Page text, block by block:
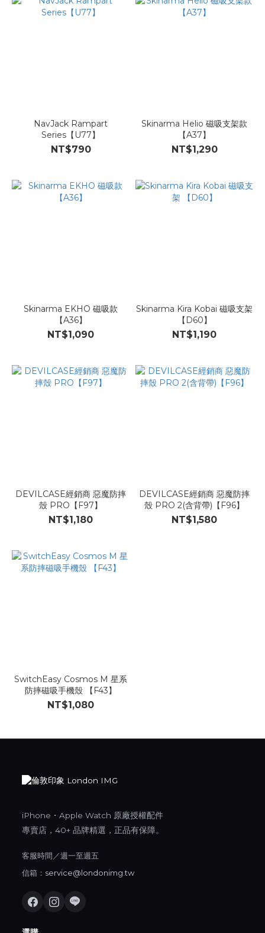
NavJack Rampart
Series【U77】
NT$790
Skinarma Helio 磁吸支架款
【A37】
NT$1,290
Skinarma EKHO 磁吸款
【A36】
NT$1,090
Skinarma Kira Kobai 磁吸支架
【D60】
NT$1,190
DEVILCASE經銷商 惡魔防摔
殼 PRO【F97】
NT$1,180
DEVILCASE經銷商 惡魔防摔
殼 PRO 2(含背帶)【F96】
NT$1,580
SwitchEasy Cosmos M 星系
防摔磁吸手機殼 【F43】
NT$1,080
iPhone・Apple Watch 原廠授權配件
專賣店，40+ 品牌精選，正品有保障。
客服時間／週一至週五
信箱： service@londonimg.tw